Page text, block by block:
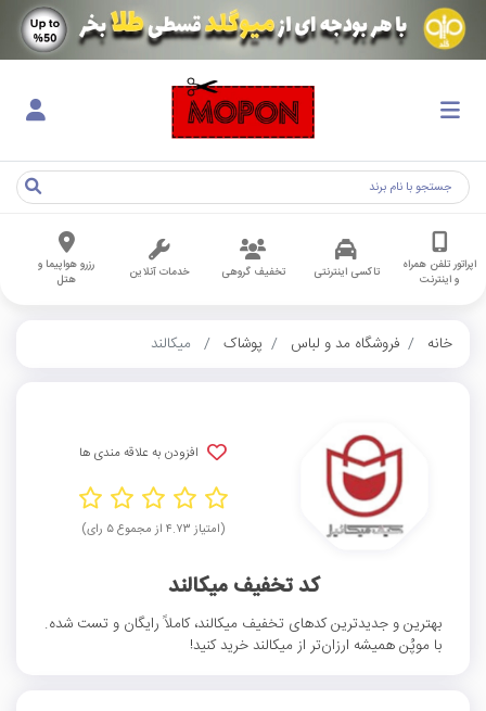
اپراتور تلفن همراه
و اینترنت
تاکسی اینترنتی تخفیف گروهی خدمات آنلاین
رزرو هواپیما و
هتل
خانه فروشگاه مد و لباس پوشاک میکالند
افزودن به علاقه مندی ها
(امتیاز ۴.۷۳ از مجموع ۵ رای)
کد تخفیف میکالند
بهترین و جدیدترین کد‌های تخفیف میکالند، کاملاً رایگان و تست شده.
با موپُن همیشه ارزان‌تر از میکالند خرید کنید!